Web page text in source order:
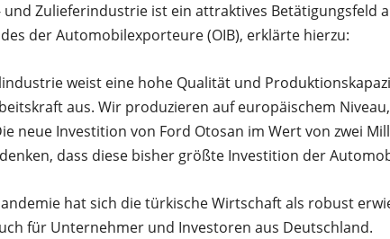
Zulieferindustrie ist ein attraktives Betätigungsfeld
der Automobilexporteure (OIB), erklärte hierzu:
weist eine hohe Qualität und
aus. Wir produzieren auf europäischem
neue Investition von Ford Otosan im Wert von zwei
dass diese bisher größte Investition der
hat sich die türkische Wirtschaft als robust
für Unternehmer und Investoren aus Deutschland.